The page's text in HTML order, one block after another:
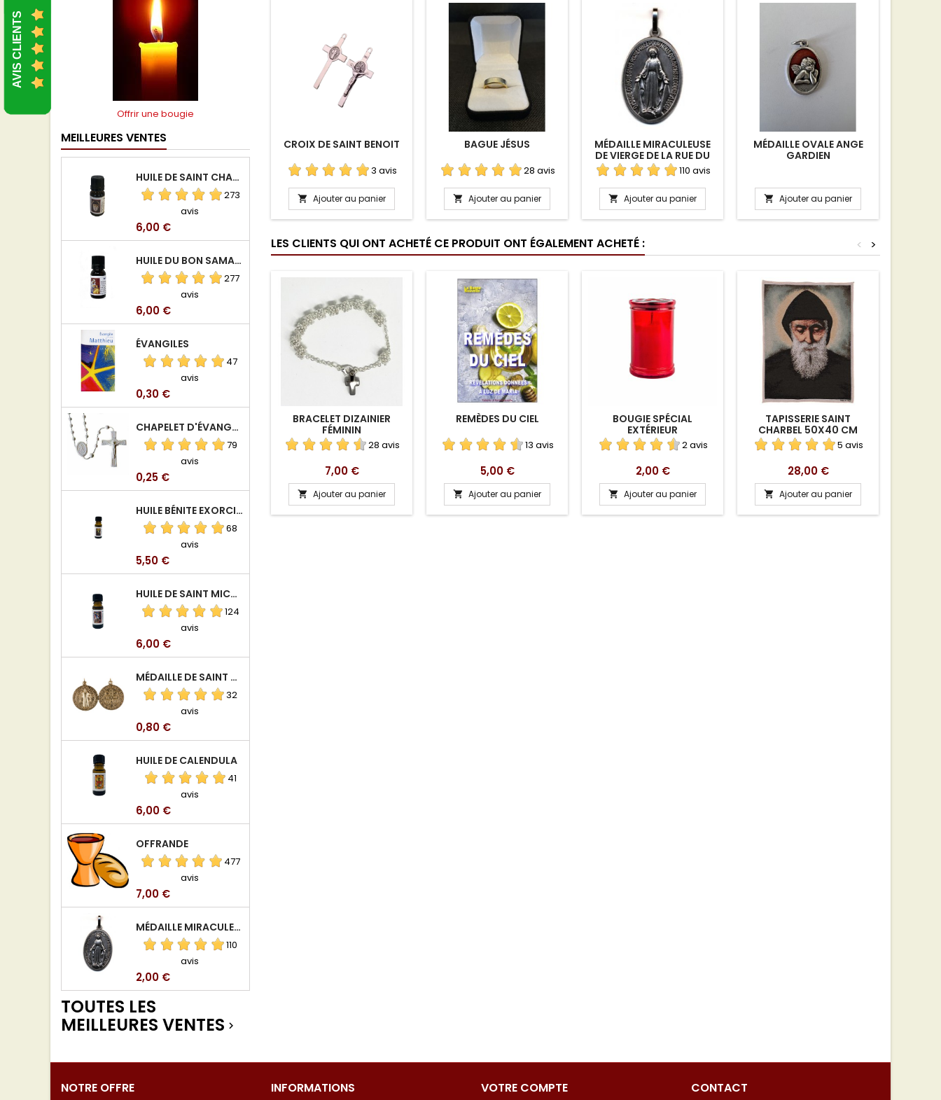
Offrir une bougie
MEILLEURES VENTES
HUILE DE SAINT CHARBEL
273
avis
Prix
6,00 €
HUILE DU BON SAMARITAIN
277
avis
Prix
6,00 €
ÉVANGILES
47
avis
Prix
0,30 €
CHAPELET D'ÉVANGÉLISATION
79
avis
Prix
0,25 €
HUILE BÉNITE EXORCISÉE
68
avis
Prix
5,50 €
HUILE DE SAINT MICHEL ARCHANGE
124
avis
Prix
6,00 €
MÉDAILLE DE SAINT BENOIT EN ALUMINIUM
32
avis
Prix
0,80 €
HUILE DE CALENDULA
41
avis
Prix
6,00 €
OFFRANDE
477
avis
Prix
7,00 €
MÉDAILLE MIRACULEUSE DE VIERGE DE LA RUE DU BAC
110
avis
Prix
2,00 €
TOUTES LES
MEILLEURES VENTES 
CROIX DE SAINT BENOIT
3 avis
 Ajouter au panier
BAGUE JÉSUS
28 avis
 Ajouter au panier
MÉDAILLE MIRACULEUSE
DE VIERGE DE LA RUE DU
BAC
110 avis
 Ajouter au panier
MÉDAILLE OVALE ANGE
GARDIEN
 Ajouter au panier
LES CLIENTS QUI ONT ACHETÉ CE PRODUIT ONT ÉGALEMENT ACHETÉ : >
<
BRACELET DIZAINIER
FÉMININ
28 avis
Prix
7,00 €
 Ajouter au panier
REMÈDES DU CIEL
13 avis
Prix
5,00 €
 Ajouter au panier
BOUGIE SPÉCIAL
EXTÉRIEUR
2 avis
Prix
2,00 €
 Ajouter au panier
TAPISSERIE SAINT
CHARBEL 50X40 CM
5 avis
Prix
28,00 €
 Ajouter au panier
NOTRE OFFRE INFORMATIONS VOTRE COMPTE CONTACT
AVIS CLIENTS